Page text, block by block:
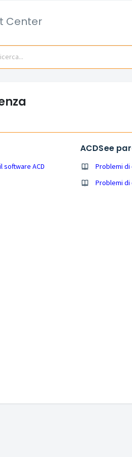
Center
software ACD
ACDSee